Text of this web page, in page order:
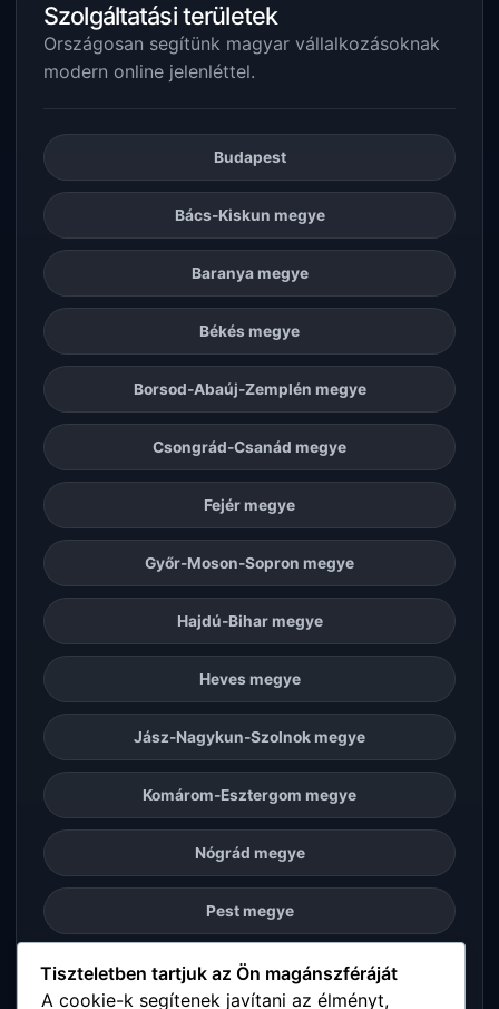
Szolgáltatási területek
Országosan segítünk magyar vállalkozásoknak
modern online jelenléttel.
Budapest
Bács-Kiskun megye
Baranya megye
Békés megye
Borsod-Abaúj-Zemplén megye
Csongrád-Csanád megye
Fejér megye
Győr-Moson-Sopron megye
Hajdú-Bihar megye
Heves megye
Jász-Nagykun-Szolnok megye
Komárom-Esztergom megye
Nógrád megye
Pest megye
Somogy megye
Tiszteletben tartjuk az Ön magánszféráját
A cookie-k segítenek javítani az élményt,